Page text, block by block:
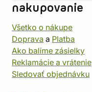
nakupovanie
Všetko o nákupe
Doprava a Platba
Ako balíme zásielky
Reklamácie a vrátenie
Sledovať objednávku